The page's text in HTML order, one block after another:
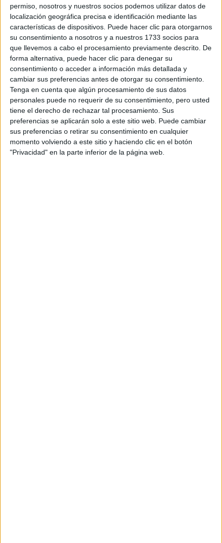
permiso, nosotros y nuestros socios podemos utilizar datos de
localización geográfica precisa e identificación mediante las
características de dispositivos. Puede hacer clic para otorgarnos
su consentimiento a nosotros y a nuestros 1733 socios para
que llevemos a cabo el procesamiento previamente descrito. De
forma alternativa, puede hacer clic para denegar su
consentimiento o acceder a información más detallada y
cambiar sus preferencias antes de otorgar su consentimiento.
Tenga en cuenta que algún procesamiento de sus datos
personales puede no requerir de su consentimiento, pero usted
tiene el derecho de rechazar tal procesamiento. Sus
preferencias se aplicarán solo a este sitio web. Puede cambiar
sus preferencias o retirar su consentimiento en cualquier
momento volviendo a este sitio y haciendo clic en el botón
"Privacidad" en la parte inferior de la página web.
Contenidos exclusivos
Sorteos
Descuentos en publicaciones
Participación en los eventos organizados por
Editorial Perfil.
Suscribite ahora
COMPARTÍ ESTA NOTA
EN ESTA NOTA